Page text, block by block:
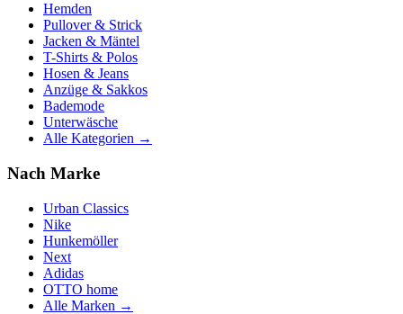
Hemden
Pullover & Strick
Jacken & Mäntel
T-Shirts & Polos
Hosen & Jeans
Anzüge & Sakkos
Bademode
Unterwäsche
Alle Kategorien →
Nach Marke
Urban Classics
Nike
Hunkemöller
Next
Adidas
OTTO home
Alle Marken →